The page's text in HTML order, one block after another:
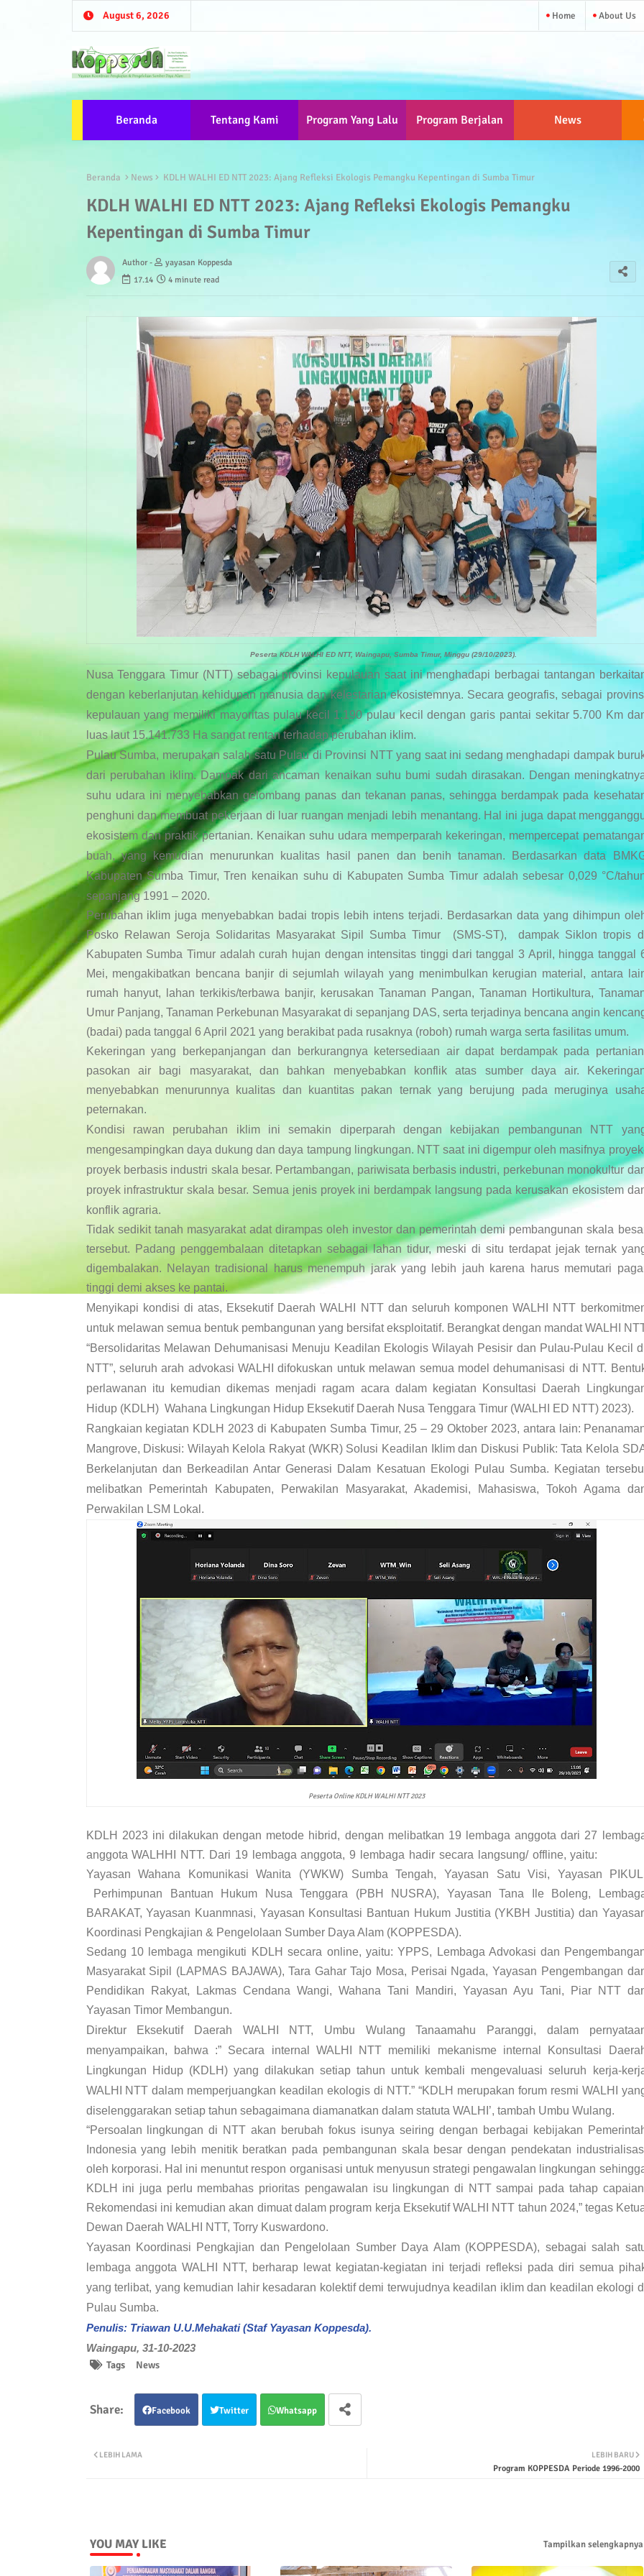
August 6, 2026 Home About Us
Beranda Tentang Kami Program Yang Lalu Program Berjalan News
Beranda News KDLH WALHI ED NTT 2023: Ajang Refleksi Ekologis Pemangku Kepentingan di Sumba Timur
KDLH WALHI ED NTT 2023: Ajang Refleksi Ekologis Pemangku
Kepentingan di Sumba Timur
Author -
yayasan Koppesda
17.14
4 minute read
Peserta KDLH WALHI ED NTT, Waingapu, Sumba Timur, Minggu (29/10/2023).
Nusa Tenggara Timur (NTT) sebagai provinsi kepulauan saat ini menghadapi berbagai tantangan
dengan keberlanjutan kehidupan manusia dan kelestarian ekosistemnya. Secara geografis, sebagai
kepulauan yang memiliki mayoritas pulau kecil 1.190 pulau kecil dengan garis pantai sekitar 5.700 Km
luas laut 15.141.733 Ha sangat rentan terhadap perubahan iklim.
Pulau Sumba, merupakan salah satu Pulau di Provinsi NTT yang saat ini sedang menghadapi dampak
dari perubahan iklim. Dampak dari ancaman kenaikan suhu bumi sudah dirasakan. Dengan
suhu udara ini menyebabkan gelombang panas dan tekanan panas, sehingga berdampak pada
penghuni dan membuat pekerjaan di luar ruangan menjadi lebih menantang. Hal ini juga dapat
ekosistem dan praktik pertanian. Kenaikan suhu udara memperparah kekeringan, mempercepat
buah, yang kemudian menurunkan kualitas hasil panen dan benih tanaman. Berdasarkan data
Kabupaten Sumba Timur, Tren kenaikan suhu di Kabupaten Sumba Timur adalah sebesar 0,029 °C/
sepanjang 1991 – 2020.
Perubahan iklim juga menyebabkan badai tropis lebih intens terjadi. Berdasarkan data yang dihimpun
Posko Relawan Seroja Solidaritas Masyarakat Sipil Sumba Timur
(SMS-ST),
dampak Siklon tropis
Kabupaten Sumba Timur adalah curah hujan dengan intensitas tinggi dari tanggal 3 April, hingga tanggal
Mei, mengakibatkan bencana banjir di sejumlah wilayah yang menimbulkan kerugian material, antara
rumah hanyut, lahan terkikis/terbawa banjir, kerusakan Tanaman Pangan, Tanaman Hortikultura,
Umur Panjang, Tanaman Perkebunan Masyarakat di sepanjang DAS, serta terjadinya bencana angin
(badai) pada tanggal 6 April 2021 yang berakibat pada rusaknya (roboh) rumah warga serta fasilitas umum.
Kekeringan yang berkepanjangan dan berkurangnya ketersediaan air dapat berdampak pada
pasokan air bagi masyarakat, dan bahkan menyebabkan konflik atas sumber daya air.
menyebabkan menurunnya kualitas dan kuantitas pakan ternak yang berujung pada meruginya
peternakan.
Kondisi rawan perubahan iklim ini semakin diperparah dengan kebijakan pembangunan NTT
mengesampingkan daya dukung dan daya tampung lingkungan. NTT saat ini digempur oleh masifnya
proyek berbasis industri skala besar. Pertambangan, pariwisata berbasis industri, perkebunan monokultur
proyek infrastruktur skala besar. Semua jenis proyek ini berdampak langsung pada kerusakan ekosistem
konflik agraria.
Tidak sedikit tanah masyarakat adat dirampas oleh investor dan pemerintah demi pembangunan skala
tersebut. Padang penggembalaan ditetapkan sebagai lahan tidur, meski di situ terdapat jejak ternak
digembalakan. Nelayan tradisional harus menempuh jarak yang lebih jauh karena harus memutari
tinggi demi akses ke pantai.
Menyikapi kondisi di atas, Eksekutif Daerah WALHI NTT dan seluruh komponen WALHI NTT
untuk melawan semua bentuk pembangunan yang bersifat eksploitatif. Berangkat dengan mandat WALHI
“Bersolidaritas Melawan Dehumanisasi Menuju Keadilan Ekologis Wilayah Pesisir dan Pulau-Pulau Kecil
NTT”, seluruh arah advokasi WALHI difokuskan untuk melawan semua model dehumanisasi di NTT.
perlawanan itu kemudian dikemas menjadi ragam acara dalam kegiatan Konsultasi Daerah
Hidup (KDLH) Wahana Lingkungan Hidup Eksekutif Daerah Nusa Tenggara Timur (WALHI ED NTT) 2023).
Rangkaian kegiatan KDLH 2023 di Kabupaten Sumba Timur, 25 – 29 Oktober 2023, antara lain:
Mangrove, Diskusi: Wilayah Kelola Rakyat (WKR) Solusi Keadilan Iklim dan Diskusi Publik: Tata Kelola
Berkelanjutan dan Berkeadilan Antar Generasi Dalam Kesatuan Ekologi Pulau Sumba. Kegiatan
melibatkan Pemerintah Kabupaten, Perwakilan Masyarakat, Akademisi, Mahasiswa, Tokoh Agama
Perwakilan LSM Lokal.
Peserta Online KDLH WALHI NTT 2023
KDLH 2023 ini dilakukan dengan metode hibrid, dengan melibatkan 19 lembaga anggota dari 27
anggota WALHHI NTT. Dari 19 lembaga anggota, 9 lembaga hadir secara langsung/ offline, yaitu:
Yayasan Wahana Komunikasi Wanita (YWKW) Sumba Tengah, Yayasan Satu Visi, Yayasan
Perhimpunan Bantuan Hukum Nusa Tenggara (PBH NUSRA), Yayasan Tana Ile Boleng,
BARAKAT, Yayasan Kuanmnasi, Yayasan Konsultasi Bantuan Hukum Justitia (YKBH Justitia) dan
Koordinasi Pengkajian & Pengelolaan Sumber Daya Alam (KOPPESDA).
Sedang 10 lembaga mengikuti KDLH secara online, yaitu: YPPS, Lembaga Advokasi dan
Masyarakat Sipil (LAPMAS BAJAWA), Tara Gahar Tajo Mosa, Perisai Ngada, Yayasan Pengembangan
Pendidikan Rakyat, Lakmas Cendana Wangi, Wahana Tani Mandiri, Yayasan Ayu Tani, Piar NTT
Yayasan Timor Membangun.
Direktur Eksekutif Daerah WALHI NTT, Umbu Wulang Tanaamahu Paranggi, dalam
menyampaikan, bahwa :” Secara internal WALHI NTT memiliki mekanisme internal Konsultasi
Lingkungan Hidup (KDLH) yang dilakukan setiap tahun untuk kembali mengevaluasi seluruh kerja-
WALHI NTT dalam memperjuangkan keadilan ekologis di NTT.” “KDLH merupakan forum resmi WALHI
diselenggarakan setiap tahun sebagaimana diamanatkan dalam statuta WALHI’, tambah Umbu Wulang.
“Persoalan lingkungan di NTT akan berubah fokus isunya seiring dengan berbagai kebijakan
Indonesia yang lebih menitik beratkan pada pembangunan skala besar dengan pendekatan
oleh korporasi. Hal ini menuntut respon organisasi untuk menyusun strategi pengawalan lingkungan
KDLH ini juga perlu membahas prioritas pengawalan isu lingkungan di NTT sampai pada tahap
Rekomendasi ini kemudian akan dimuat dalam program kerja Eksekutif WALHI NTT tahun 2024,” tegas
Dewan Daerah WALHI NTT, Torry Kuswardono.
Yayasan Koordinasi Pengkajian dan Pengelolaan Sumber Daya Alam (KOPPESDA), sebagai salah
lembaga anggota WALHI NTT, berharap lewat kegiatan-kegiatan ini terjadi refleksi pada diri semua
yang terlibat, yang kemudian lahir kesadaran kolektif demi terwujudnya keadilan iklim dan keadilan ekologi
Pulau Sumba.
Penulis: Triawan U.U.Mehakati (Staf Yayasan Koppesda).
Waingapu, 31-10-2023
Tags
News
Facebook Twitter Whatsapp
LEBIH BARU
Program KOPPESDA Periode 1996-2000
LEBIH LAMA
YOU MAY LIKE Tampilkan selengkapnya